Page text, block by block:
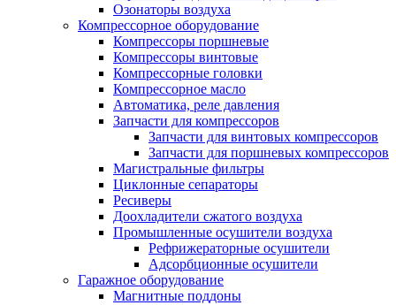
Озонаторы воздуха
Компрессорное оборудование
Компрессоры поршневые
Компрессоры винтовые
Компрессорные головки
Компрессорное масло
Автоматика, реле давления
Запчасти для компрессоров
Запчасти для винтовых компрессоров
Запчасти для поршневых компрессоров
Магистральные фильтры
Циклонные сепараторы
Ресиверы
Доохладители сжатого воздуха
Промышленные осушители воздуха
Рефрижераторные осушители
Адсорбционные осушители
Гаражное оборудование
Магнитные поддоны